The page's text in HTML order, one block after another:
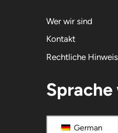
Wer wir sind
Kontakt
Rechtliche
Sprache
German